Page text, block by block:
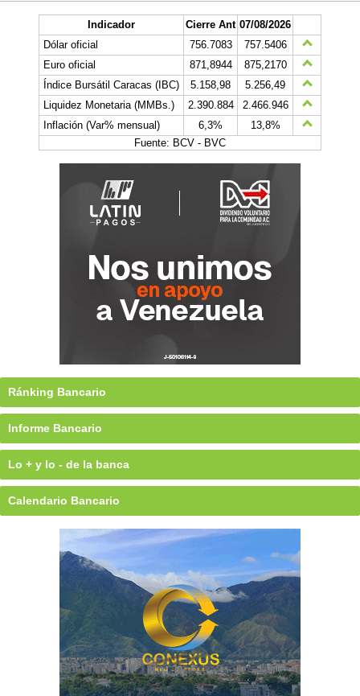
Indicador Cierre Ant 07/08/2026
Dólar oficial
756.7083
757.5406
Euro oficial
871,8944
875,2170
Índice Bursátil Caracas (IBC)
5.158,98
5.256,49
Liquidez Monetaria (MMBs.)
2.390.884
2.466.946
Inflación (Var% mensual)
6,3%
13,8%
Fuente: BCV - BVC
Ránking Bancario
Informe Bancario
Lo + y lo - de la banca
Calendario Bancario